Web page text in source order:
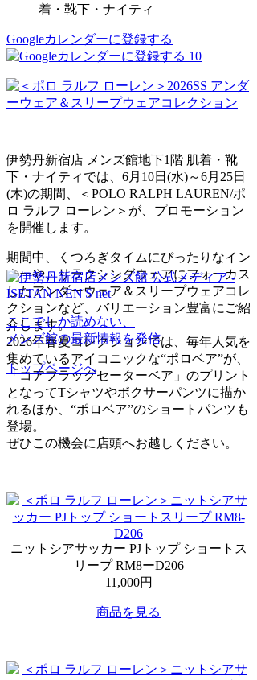
着・靴下・ナイティ
Googleカレンダーに登録する
10
伊勢丹新宿店 メンズ館地下1階 肌着・靴
下・ナイティでは、6月10日(水)～6月25日
(木)の期間、＜POLO RALPH LAUREN/ポ
ロ ラルフ ローレン＞が、プロモーション
を開催します。
期間中、くつろぎタイムにぴったりなイン
ナーや、リラクシングウェアにフォーカス
したアンダーウェア＆スリープウェアコレ
クションなど、バリエーション豊富にご紹
介します。
2026年春夏コレクションでは、毎年人気を
集めているアイコニックな“ポロベア”が、
「コアフラッグセーターベア」のプリント
となってTシャツやボクサーパンツに描か
れるほか、“ポロベア”のショートパンツも
登場。
ぜひこの機会に店頭へお越しください。
ニットシアサッカー PJトップ ショートス
リープ RM8ーD206
11,000円
商品を見る
ここでしか読めない、
メンズ館の最新情報を発信
トップページへ